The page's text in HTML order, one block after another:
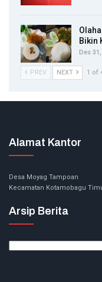
Bikin
Des
PREV NEXT 1 of
Alamat Kantor
Desa Moyag Tampoan
Kecamatan Kotamobagu
Arsip Berita